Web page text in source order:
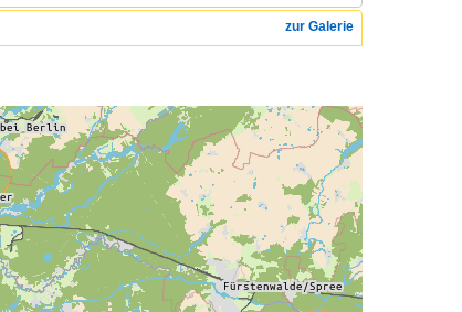
zur Galerie